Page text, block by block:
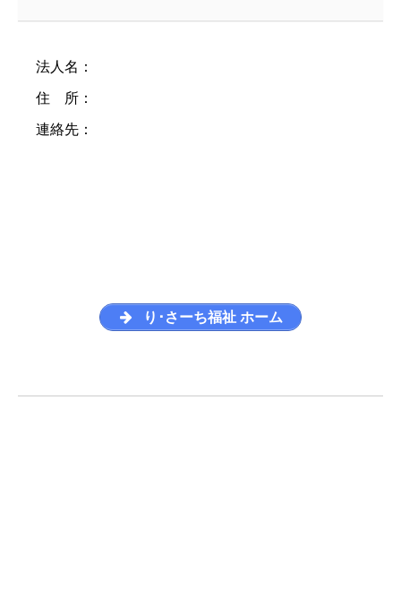
法人名：
住 所：
連絡先：
り･さーち福祉 ホーム